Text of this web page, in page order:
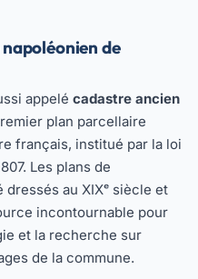
de
appelé cadastre ancien
plan parcellaire
français, institué par la loi
Les plans de
au XIXᵉ siècle et
incontournable pour
et la recherche sur
de la commune.